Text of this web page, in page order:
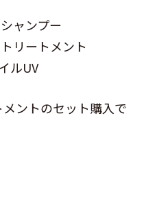
ャンプー
リートメント
ルUV
ントのセット購入で